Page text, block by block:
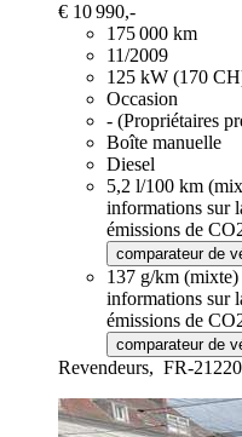
€ 10 990,-
175 000 km
11/2009
125 kW (170
Occasion
- (Propriétaires
Boîte manuelle
Diesel
5,2 l/100 km
informations sur
émissions de
comparateur de
137 g/km (mixte)
informations sur
émissions de
comparateur de
Revendeurs, FR-